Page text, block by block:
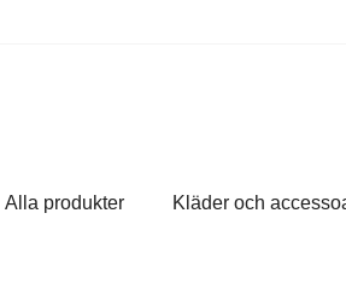
Alla produkter Kläder och